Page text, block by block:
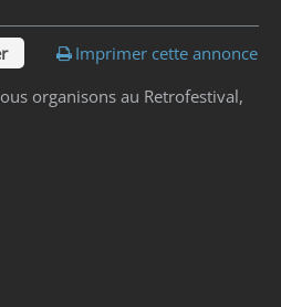
Imprimer cette annonce
organisons au Retrofestival,